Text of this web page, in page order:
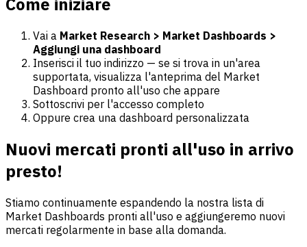
Vai a Market Research > Market Dashboards >
Aggiungi una dashboard
Inserisci il tuo indirizzo — se si trova in un'area
supportata, visualizza l'anteprima del Market
Dashboard pronto all'uso che appare
Sottoscrivi per l'accesso completo
Oppure crea una dashboard personalizzata
Nuovi mercati pronti all'uso in arrivo
presto!
Stiamo continuamente espandendo la nostra lista di
Market Dashboards pronti all'uso e aggiungeremo nuovi
mercati regolarmente in base alla domanda.